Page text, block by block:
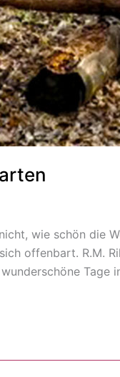
wie schön die
offenbart. R.M.
Tage